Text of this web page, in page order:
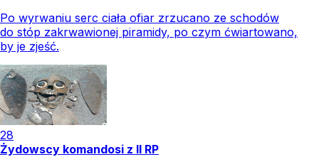
Po wyrwaniu serc ciała ofiar zrzucano ze schodów
do stóp zakrwawionej piramidy, po czym ćwiartowano,
by je zjeść.
28
Żydowscy komandosi z II RP